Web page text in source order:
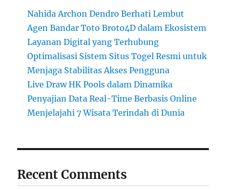
Nahida Archon Dendro Berhati Lembut
Agen Bandar Toto Broto4D dalam Ekosistem
Layanan Digital yang Terhubung
Optimalisasi Sistem Situs Togel Resmi untuk
Menjaga Stabilitas Akses Pengguna
Live Draw HK Pools dalam Dinamika
Penyajian Data Real-Time Berbasis Online
Menjelajahi 7 Wisata Terindah di Dunia
Recent Comments